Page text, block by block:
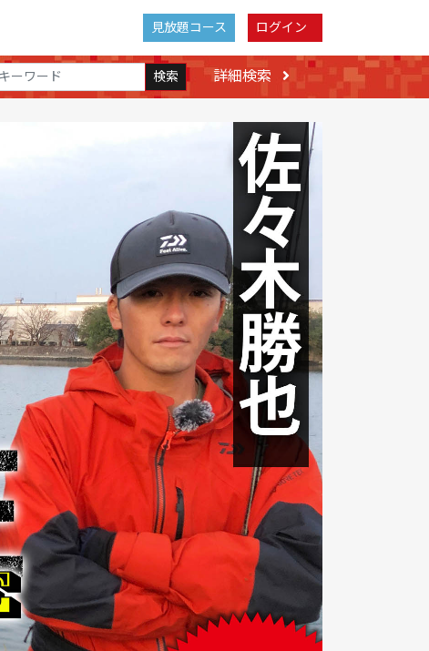
見放題コース ログイン
検索 詳細検索